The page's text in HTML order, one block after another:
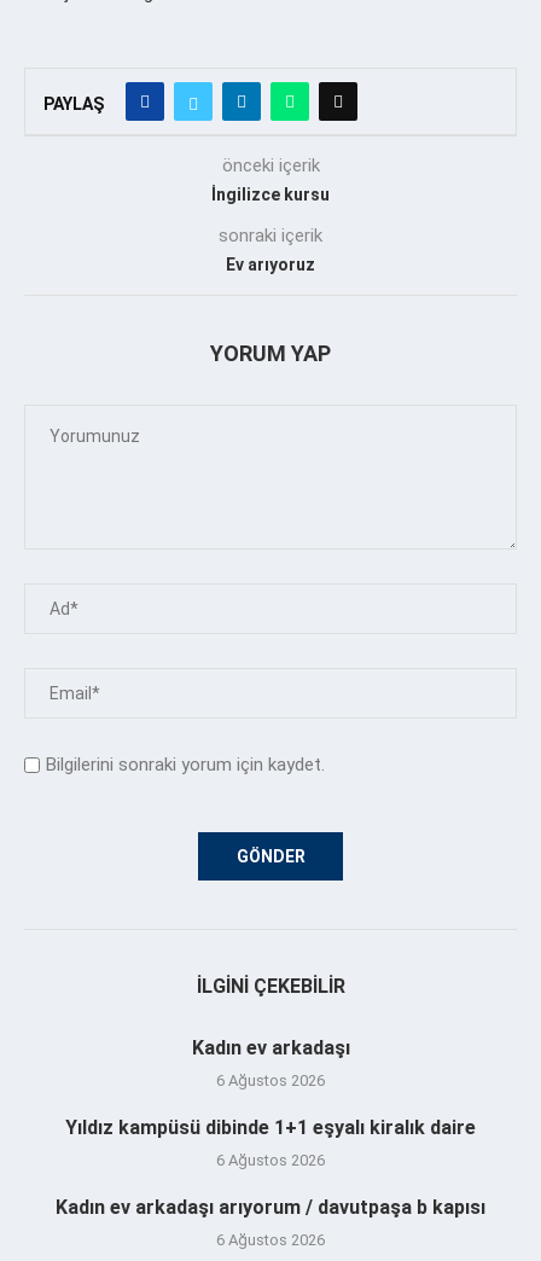
PAYLAŞ
önceki içerik
İngilizce kursu
sonraki içerik
Ev arıyoruz
YORUM YAP
Bilgilerini sonraki yorum için kaydet.
İLGINI ÇEKEBILIR
Kadın ev arkadaşı
6 Ağustos 2026
Yıldız kampüsü dibinde 1+1 eşyalı kiralık daire
6 Ağustos 2026
Kadın ev arkadaşı arıyorum / davutpaşa b kapısı
6 Ağustos 2026